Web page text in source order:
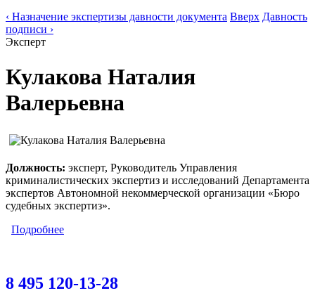
‹ Назначение экспертизы давности документа Вверх Давность
подписи ›
Эксперт
Кулакова Наталия
Валерьевна
Должность: эксперт, Руководитель Управления
криминалистических экспертиз и исследований Департамента
экспертов Автономной некоммерческой организации «Бюро
судебных экспертиз».
Подробнее
8 495 120-13-28